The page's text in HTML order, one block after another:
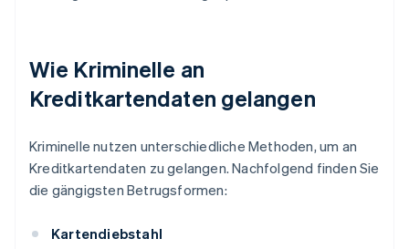
Wie Kriminelle an
Kreditkartendaten gelangen
Kriminelle nutzen unterschiedliche Methoden, um an
Kreditkartendaten zu gelangen. Nachfolgend finden Sie
die gängigsten Betrugsformen:
Kartendiebstahl